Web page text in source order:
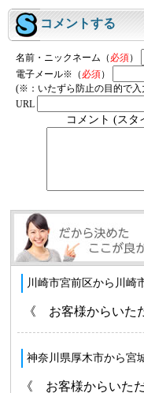
コメントする
名前・ニックネーム（ 必須）
電子メール※（ 必須）
(※：いたずら防止の目的で入
URL
コメント (スタ